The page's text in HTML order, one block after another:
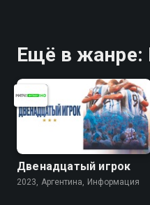
Ещё в
Двенадцатый игрок
2023, Аргентина, Информация